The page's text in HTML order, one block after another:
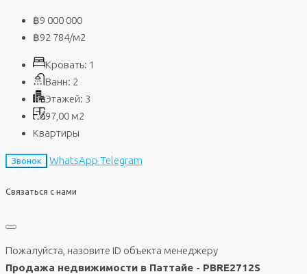
฿9 000 000
฿92 784/м2
Кровать: 1
Ванн: 2
Этажей: 3
97,00 м2
Квартиры
Звонок WhatsApp Telegram
Связаться с нами
Пожалуйста, назовите ID объекта менеджеру
Продажа недвижимости в Паттайе - PBRE2712S